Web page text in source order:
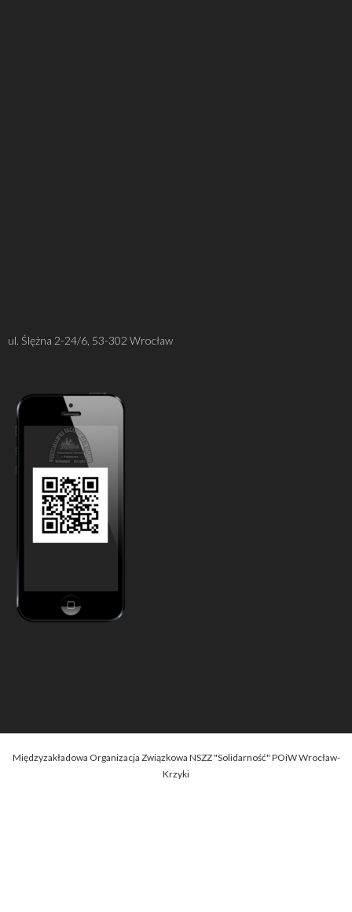
ul. Ślężna 2-24/6, 53-302 Wrocław
Międzyzakładowa Organizacja Związkowa NSZZ "Solidarność" POiW Wrocław-
Krzyki